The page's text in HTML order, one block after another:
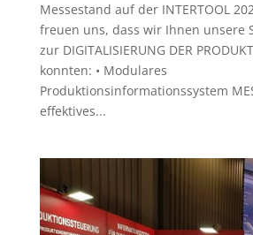
Messestand auf der INTERTOOL
freuen uns, dass wir Ihnen unsere
zur DIGITALISIERUNG DER
konnten: • Modulares
Produktionsinformationssystem
effektives...